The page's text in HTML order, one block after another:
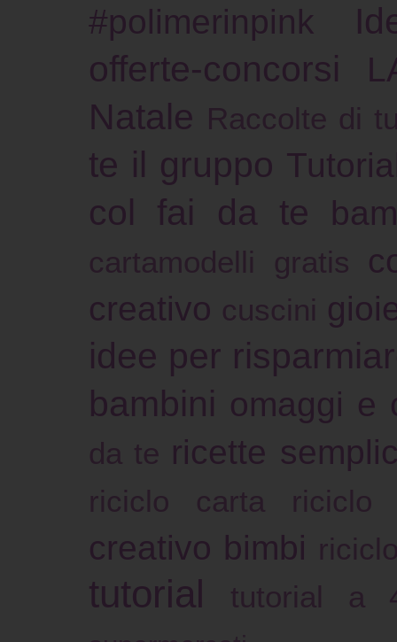
#polimerinpink
offerte-concorsi
Natale Raccolte di
te il gruppo
col fai da te
cartamodelli gratis
creativo cuscini
idee per
bambini omaggi e
da te ricette
riciclo carta riciclo
creativo bimbi
tutorial tutorial a